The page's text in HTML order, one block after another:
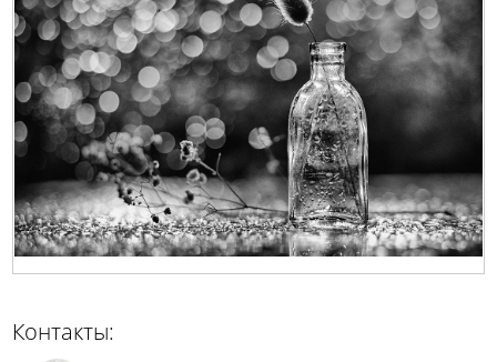
Контакты: